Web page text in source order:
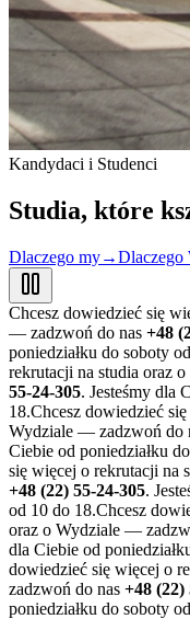
Kandydaci i Studenci
Studia, które
Dlaczego my→Dlaczego
Chcesz dowiedzieć się
— zadzwoń do nas +48
poniedziałku do soboty
rekrutacji na studia oraz
55-24-305. Jesteśmy dla
18.Chcesz dowiedzieć
Wydziale — zadzwoń do
Ciebie od poniedziałku
się więcej o rekrutacji na
+48 (22) 55-24-305.
od 10 do 18.Chcesz
oraz o Wydziale —
dla Ciebie od
dowiedzieć się więcej o
zadzwoń do nas +48 (22)
poniedziałku do soboty